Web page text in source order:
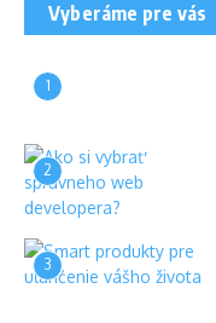
Vyberáme pre vás
1
2
3